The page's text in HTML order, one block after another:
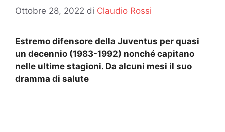
Ottobre 28, 2022 di Claudio Rossi
Estremo difensore della Juventus per quasi
un decennio (1983-1992) nonché capitano
nelle ultime stagioni. Da alcuni mesi il suo
dramma di salute